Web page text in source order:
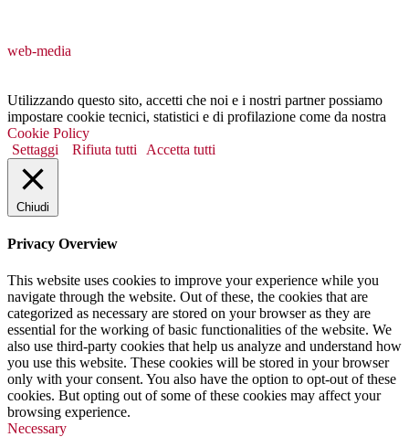
web-media
Utilizzando questo sito, accetti che noi e i nostri partner possiamo
impostare cookie tecnici, statistici e di profilazione come da nostra
Cookie Policy
Settaggi
Rifiuta tutti Accetta tutti
Chiudi
Privacy Overview
This website uses cookies to improve your experience while you
navigate through the website. Out of these, the cookies that are
categorized as necessary are stored on your browser as they are
essential for the working of basic functionalities of the website. We
also use third-party cookies that help us analyze and understand how
you use this website. These cookies will be stored in your browser
only with your consent. You also have the option to opt-out of these
cookies. But opting out of some of these cookies may affect your
browsing experience.
Necessary